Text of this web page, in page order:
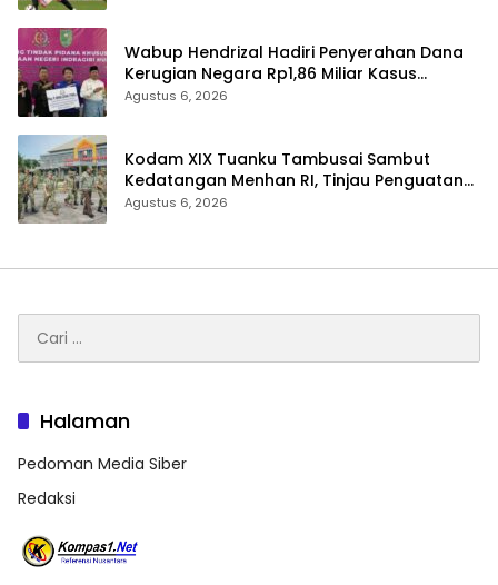
Wabup Hendrizal Hadiri Penyerahan Dana
Kerugian Negara Rp1,86 Miliar Kasus
Korupsi BPR Indra Arta
Agustus 6, 2026
Kodam XIX Tuanku Tambusai Sambut
Kedatangan Menhan RI, Tinjau Penguatan
Yonif TP di Bengkalis dan Kampar
Agustus 6, 2026
untuk:
Halaman
Pedoman Media Siber
Redaksi